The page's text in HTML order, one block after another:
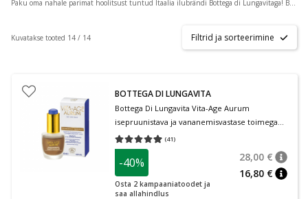
Paku oma nahale parimat hoolitsust tuntud Itaalia ilubrändi Bottega di Lungavitaga! Brändi filosoofia keskendub looduse ja teaduse ühendamisele, pakkudes tooteid, mis toetavad naha- ja juuste heaolu. Nende tooted on inspireeritud traditsioonilistest ravimtaimedest, kasutades tänapäevaseid teadusuuringuid ja kõrgeima kvaliteediga koostisosi.
Kuvatakse tooted 14 / 14 Filtrid ja sorteerimine
BOTTEGA DI LUNGAVITA
Bottega Di Lungavita Vita-Age Aurum
isepruunistava ja vananemisvastase toimega
kontsentraat 30 ml
(41)
Keskmine hinnang 4.95
-40%
Osta 2 kampaaniatoodet ja
saa allahindlus
28,00 €
16,80 €